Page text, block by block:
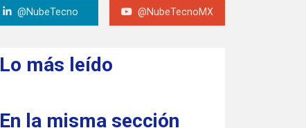
@NubeTecno @NubeTecnoMX
Lo más leído
En la misma sección